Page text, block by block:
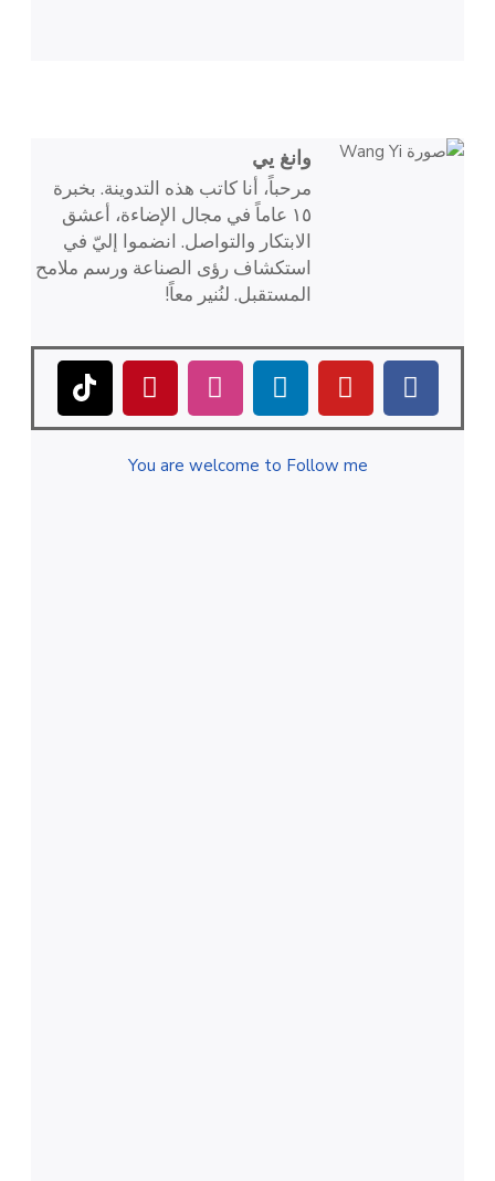
وانغ يي
مرحباً، أنا كاتب هذه التدوينة. بخبرة
١٥ عاماً في مجال الإضاءة، أعشق
الابتكار والتواصل. انضموا إليّ في
استكشاف رؤى الصناعة ورسم ملامح
المستقبل. لنُنير معاً!
You are welcome to Follow me